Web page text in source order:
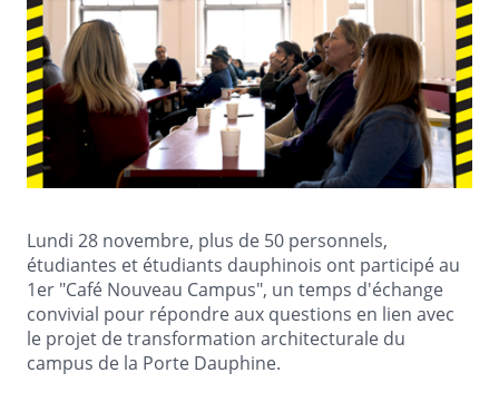
Lundi 28 novembre, plus de 50 personnels,
étudiantes et étudiants dauphinois ont participé au
1er "Café Nouveau Campus", un temps d'échange
convivial pour répondre aux questions en lien avec
le projet de transformation architecturale du
campus de la Porte Dauphine.